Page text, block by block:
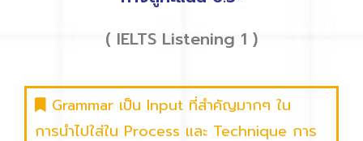
( IELTS Listening 1 )
Grammar เป็น Input ที่สำคัญมากๆ ใน
การนำไปใส่ใน Process และ Technique การ